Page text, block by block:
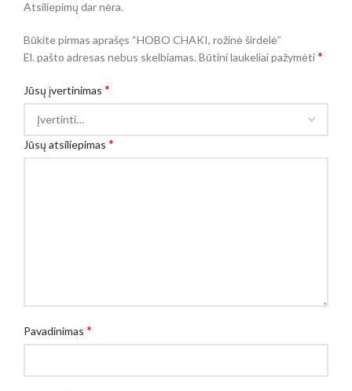
Atsiliepimų dar nėra.
Būkite pirmas aprašęs “HOBO CHAKI, rožinė širdelė”
El. pašto adresas nebus skelbiamas. Būtini laukeliai pažymėti*
Jūsų įvertinimas *
Jūsų atsiliepimas *
Pavadinimas *